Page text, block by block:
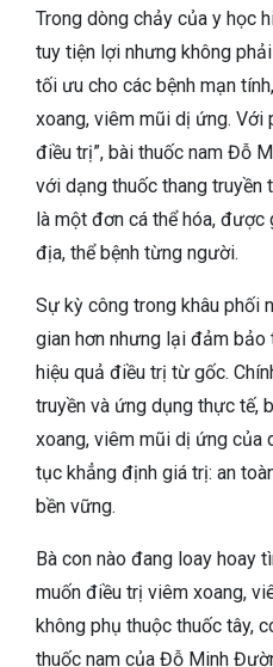
Trong dòng chảy của y học
tuy tiện lợi nhưng không
tối ưu cho các bệnh mạn
xoang, viêm mũi dị ứng. Với
điều trị”, bài thuốc nam Đỗ
với dạng thuốc thang truyền
là một đơn cá thể hóa,
địa, thể bệnh từng người.
Sự kỳ công trong khâu phối
gian hơn nhưng lại đảm
hiệu quả điều trị từ gốc.
truyền và ứng dụng thực tế,
xoang, viêm mũi dị ứng của
tục khẳng định giá trị: an
bền vững.
Bà con nào đang loay hoay
muốn điều trị viêm xoang,
không phụ thuộc thuốc tây,
thuốc nam của Đỗ Minh